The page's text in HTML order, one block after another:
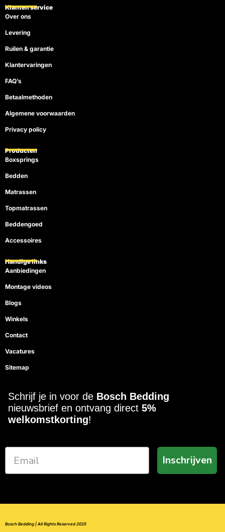
o
o
b
Klanten service
Over ons
Levering
Ruilen & garantie
Klantervaringen
FAQ’s
Betaalmethoden
Algemene voorwaarden
Privacy policy
Producten
Boxsprings
Bedden
Matrassen
Topmatrassen
Beddengoed
Accessoires
Handige links
Aanbiedingen
Montage videos
Blogs
Winkels
Contact
Vacatures
Sitemap
Schrijf je in voor de Bosch Bedding
nieuwsbrief en ontvang direct 5%
welkomstkorting!
Inschrijven
Bosch Bedding | All Rights Reserved 2025